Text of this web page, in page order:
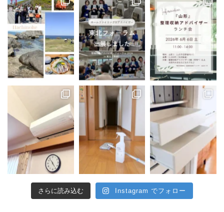
さらに読み込む Instagram でフォロー